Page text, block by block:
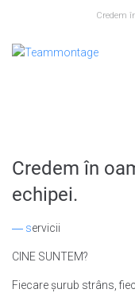
content
Credem
Credem în
echipei.
― servicii
CINE SUNTEM?
Fiecare șurub strâns,